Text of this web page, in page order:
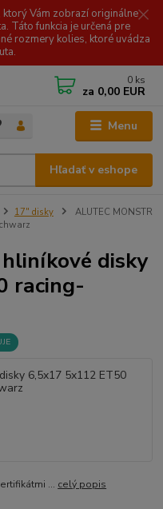
ktorý Vám zobrazí originálne
Táto funkcia je určená pre
rozmery kolies, ktoré uvádza
Menu
Hľadať v eshope
0 ks
za 0,00 EUR
17" disky
ALUTEC MONSTR
disky
racing-
... celý popis